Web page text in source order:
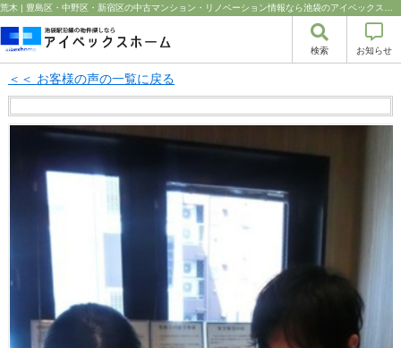
検索 お知らせ
＜＜ お客様の声の一覧に戻る